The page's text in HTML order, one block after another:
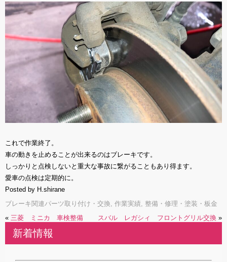
これで作業終了。
車の動きを止めることが出来るのはブレーキです。
しっかりと点検しないと重大な事故に繋がることもあり得ます。
愛車の点検は定期的に。
Posted by H.shirane
ブレーキ関連パーツ取り付け・交換, 作業実績, 整備・修理・塗装・板金
« 三菱 ミニカ 車検整備 スバル レガシィ フロントグリル交換 »
新着情報